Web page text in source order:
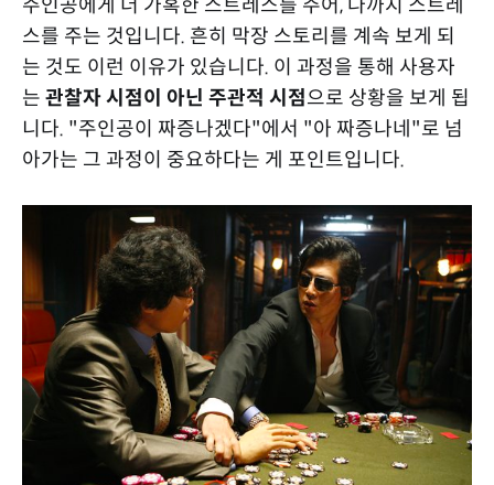
주인공에게 더 가혹한 스트레스를 주어, 나까지 스트레
스를 주는 것입니다. 흔히 막장 스토리를 계속 보게 되
는 것도 이런 이유가 있습니다. 이 과정을 통해 사용자
는 관찰자 시점이 아닌 주관적 시점으로 상황을 보게 됩
니다. "주인공이 짜증나겠다"에서 "아 짜증나네"로 넘
아가는 그 과정이 중요하다는 게 포인트입니다.